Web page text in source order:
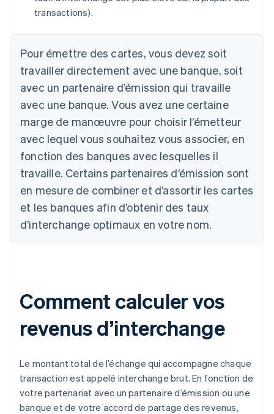
transactions).
Pour émettre des cartes, vous devez soit
travailler directement avec une banque, soit
avec un partenaire d’émission qui travaille
avec une banque. Vous avez une certaine
marge de manœuvre pour choisir l’émetteur
avec lequel vous souhaitez vous associer, en
fonction des banques avec lesquelles il
travaille. Certains partenaires d’émission sont
en mesure de combiner et d’assortir les cartes
et les banques afin d’obtenir des taux
d’interchange optimaux en votre nom.
Comment calculer vos
revenus d’interchange
Le montant total de l’échange qui accompagne chaque
transaction est appelé interchange brut. En fonction de
votre partenariat avec un partenaire d’émission ou une
banque et de votre accord de partage des revenus,